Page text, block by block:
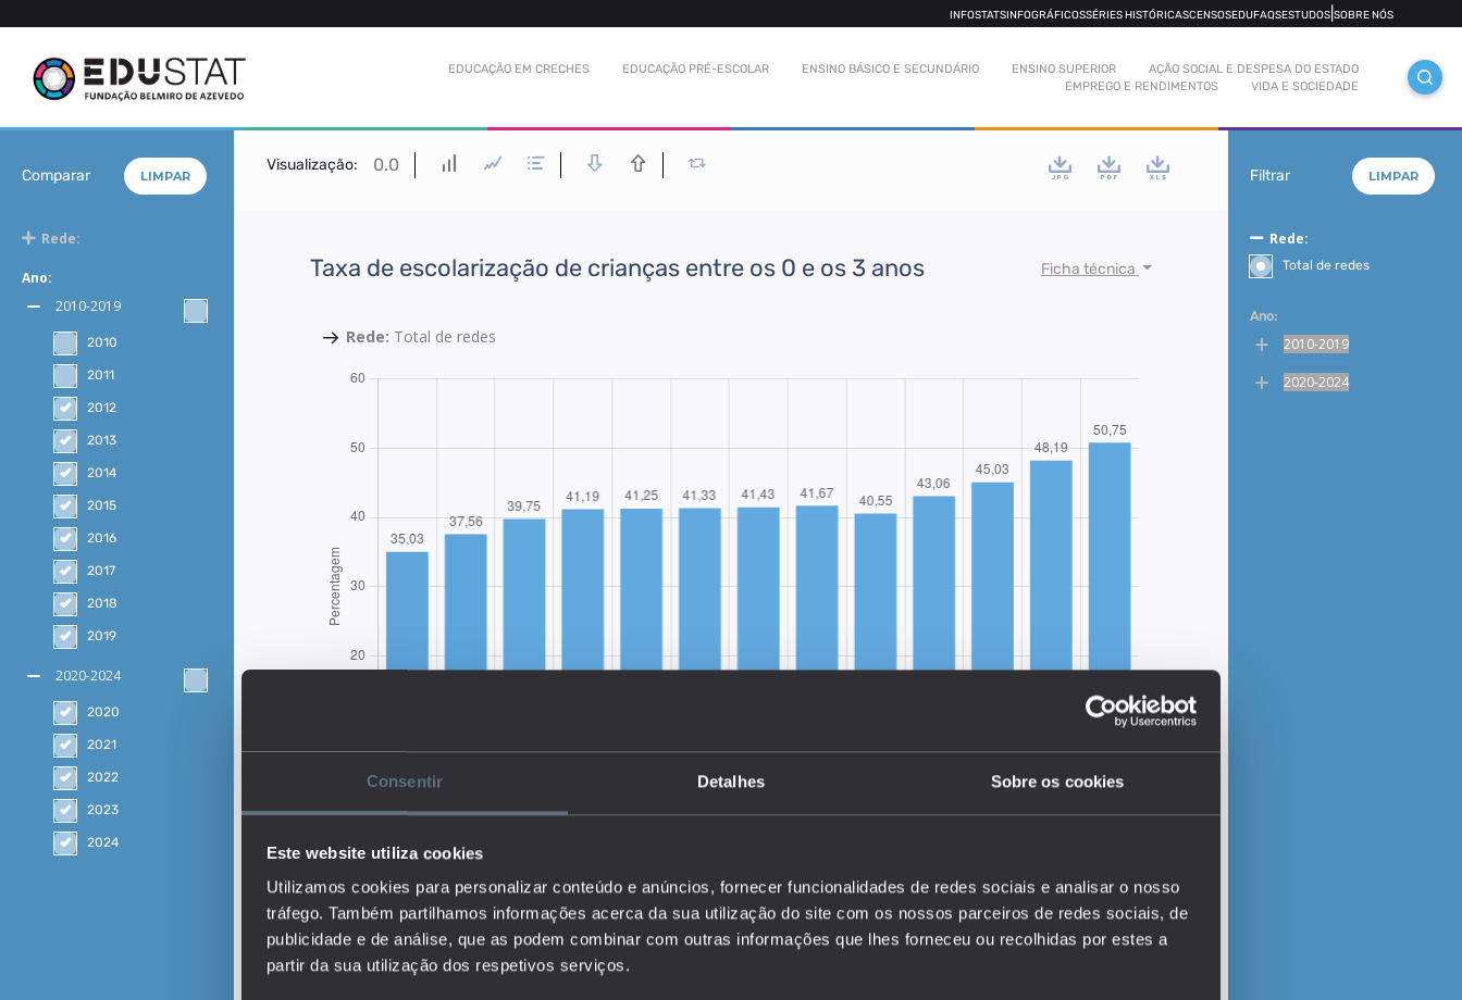
Consentir Detalhes Sobre os cookies
Este website utiliza cookies
Utilizamos cookies para personalizar conteúdo e anúncios, fornecer funcionalidades de redes sociais e analisar o nosso
tráfego. Também partilhamos informações acerca da sua utilização do site com os nossos parceiros de redes sociais, de
publicidade e de análise, que as podem combinar com outras informações que lhes forneceu ou recolhidas por estes a
partir da sua utilização dos respetivos serviços.
INFOSTATSINFOGRÁFICOSSÉRIES HISTÓRICASCENSOSEDUFAQSESTUDOS SOBRE NÓS
EDUCAÇÃO EM CRECHES EDUCAÇÃO PRÉ-ESCOLAR ENSINO BÁSICO E SECUNDÁRIO ENSINO SUPERIOR
AÇÃO SOCIAL E DESPESA DO ESTADO
EMPREGO E RENDIMENTOS
VIDA E SOCIEDADE
Comparar LIMPAR
Rede:
Ano:
2010-2019
2010
2011
2012
2013
2014
2015
2016
2017
2018
2019
2020-2024
2020
2021
2022
2023
2024
Visualização: 0.0
Taxa de escolarização de crianças entre os 0 e os 3 anos Ficha técnica
Rede: Total de redes
Descrição:
O indicador representa a taxa de escolarização das crianças em idade de frequência de
creche (0 a 3 anos). A taxa de escolarização das crianças em idade de frequência de
creche corresponde à proporção da população residente inscrita nas creches,
Filtrar LIMPAR
Rede:
Total de redes
Ano:
2010-2019
2020-2024